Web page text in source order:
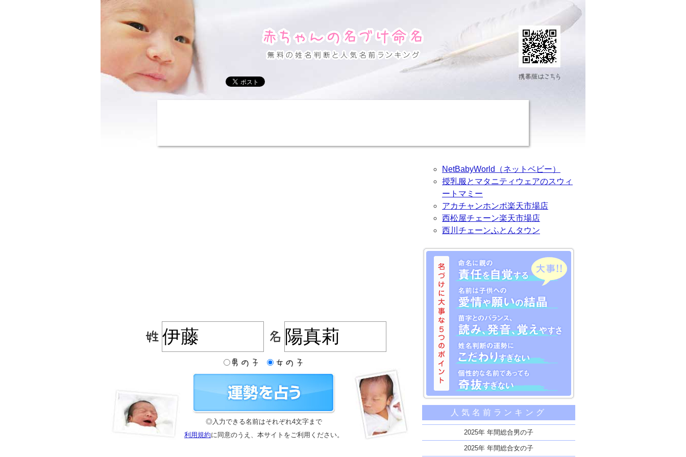
◎入力できる名前はそれぞれ4文字まで
利用規約に同意のうえ、本サイトをご利用ください。
NetBabyWorld（ネットベビー）
授乳服とマタニティウェアのスウィ
ートマミー
アカチャンホンポ楽天市場店
西松屋チェーン楽天市場店
西川チェーンふとんタウン
名づけに大事な5つのポイント
命名に親の責任を自覚する
名前は子供への愛情や願いの結晶
苗字とのバランス、読み、発音、覚えやすさ
姓名判断の運勢にこだわりすぎない
人気名前ランキング
2025年 年間総合男の子
2025年 年間総合女の子